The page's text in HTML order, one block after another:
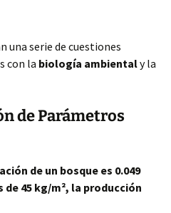
una serie de cuestiones
con la biología ambientaly la
de Parámetros
de un bosque es 0.049
de 45 kg/m², la producción